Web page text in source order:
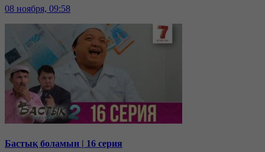
08 ноября, 09:58
Бастық боламын | 16 серия